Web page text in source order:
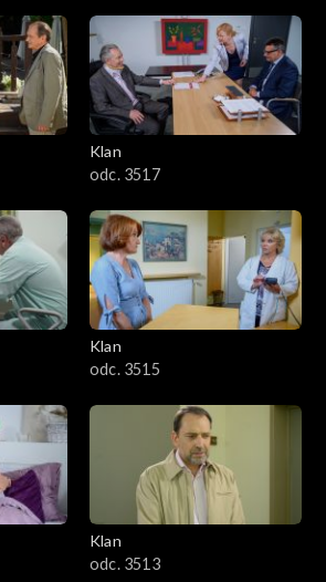
Klan
odc. 3517
Klan
odc. 3515
Klan
odc. 3513